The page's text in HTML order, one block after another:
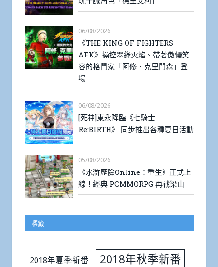
06/08/2026
《THE KING OF FIGHTERS
AFK》操控翠綠火焰、帶著傲慢笑
容的格鬥家「阿修．克里門森」登
場
06/08/2026
[死神]東永降臨《七騎士
Re:BIRTH》 同步推出各種夏日活動
05/08/2026
《水滸歷險Online：重生》正式上
線！經典 PCMMORPG 再戰梁山
標籤
2018年夏季新番 2018年秋季新番